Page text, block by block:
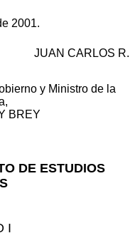
2001.
JUAN CARLOS R.
y Ministro de la
BREY
DE ESTUDIOS
I